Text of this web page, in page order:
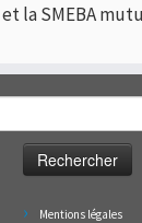
la SMEBA
Mentions légales